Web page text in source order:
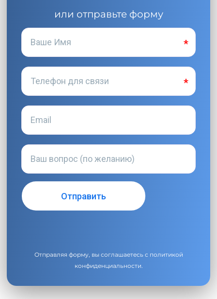
или отправьте форму
Отправляя форму, вы соглашаетесь с политикой
конфиденциальности.